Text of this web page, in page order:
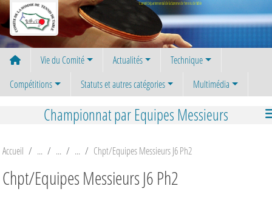
Comité Départemental de la Somme de Tennis de Table
Vie du Comité Actualités
Technique
Compétitions
Statuts et autres catégories Multimédia
Championnat par Equipes Messieurs
Accueil Chpt/Equipes Messieurs J6 Ph2
Chpt/Equipes Messieurs J6 Ph2
Panneau de gestion des cookies